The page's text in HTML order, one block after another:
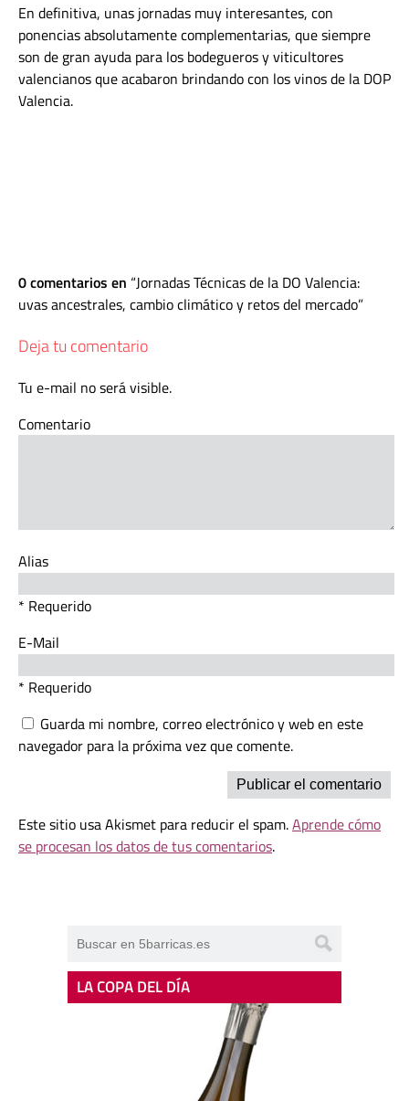
En definitiva, unas jornadas muy interesantes, con
ponencias absolutamente complementarias, que siempre
son de gran ayuda para los bodegueros y viticultores
valencianos que acabaron brindando con los vinos de la DOP
Valencia.
0 comentarios en Jornadas Técnicas de la DO Valencia:
uvas ancestrales, cambio climático y retos del mercado
Deja tu comentario
Tu e-mail no será visible.
Comentario
Alias
* Requerido
E-Mail
* Requerido
Guarda mi nombre, correo electrónico y web en este
navegador para la próxima vez que comente.
Este sitio usa Akismet para reducir el spam.Aprende cómo
se procesan los datos de tus comentarios.
LA COPA DEL DÍA